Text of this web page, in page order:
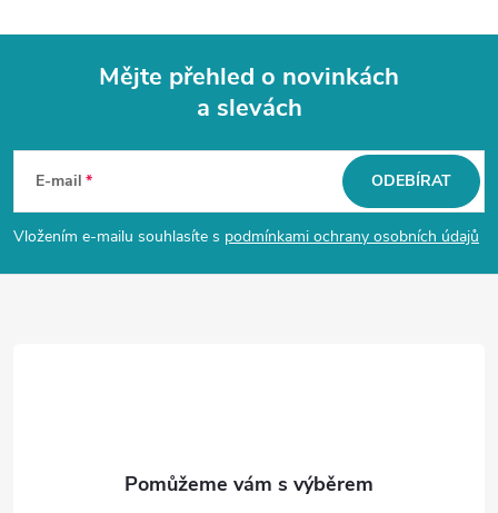
p
a
Mějte přehled o novinkách
a slevách
E-mail
Vložením e-mailu souhlasíte s podmínkami ochrany osobních údajů
ODEBÍRAT